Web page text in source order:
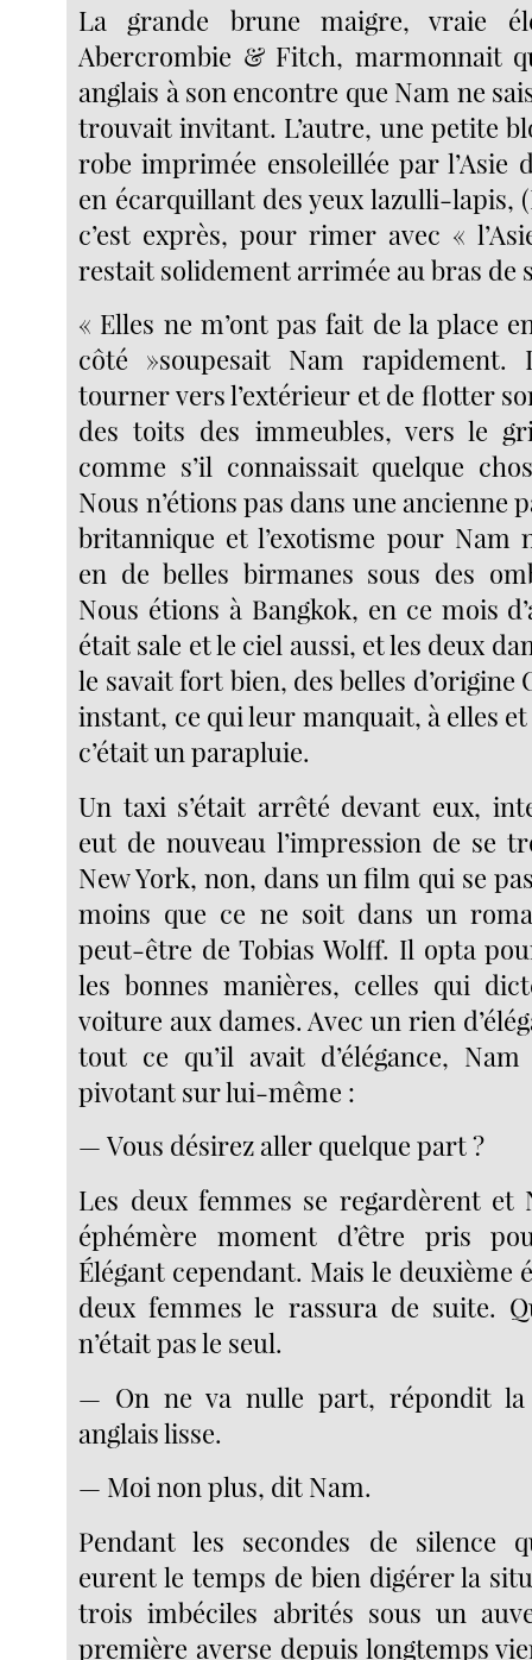
La grande brune maigre, vraie
Abercrombie & Fitch, marmonnait
anglais à son encontre que Nam ne
trouvait invitant. L’autre, une petite
robe imprimée ensoleillée par l’Asie
en écarquillant des yeux lazulli-lapis,
c’est exprès, pour rimer avec «
restait solidement arrimée au bras de
« Elles ne m’ont pas fait de la place
côté »soupesait Nam
tourner vers l’extérieur et de flotter
des toits des immeubles, vers le
comme s’il connaissait quelque
Nous n’étions pas dans une ancienne
britannique et l’exotisme pour Nam
en de belles birmanes sous des
Nous étions à Bangkok, en ce mois
était sale et le ciel aussi, et les deux
le savait fort bien, des belles d’origine
instant, ce qui leur manquait, à elles
c’était un parapluie.
Un taxi s’était arrêté devant eux,
eut de nouveau l’impression de se
New York, non, dans un film qui se
moins que ce ne soit dans un
peut-être de Tobias Wolff. Il opta
les bonnes manières, celles qui
voiture aux dames. Avec un rien
tout ce qu’il avait d’élégance,
pivotant sur lui-même :
— Vous désirez aller quelque part ?
Les deux femmes se regardèrent et
éphémère moment d’être pris
Élégant cependant. Mais le deuxième
deux femmes le rassura de suite.
n’était pas le seul.
— On ne va nulle part, répondit
anglais lisse.
— Moi non plus, dit Nam.
Pendant les secondes de silence
eurent le temps de bien digérer la
trois imbéciles abrités sous un
première averse depuis longtemps